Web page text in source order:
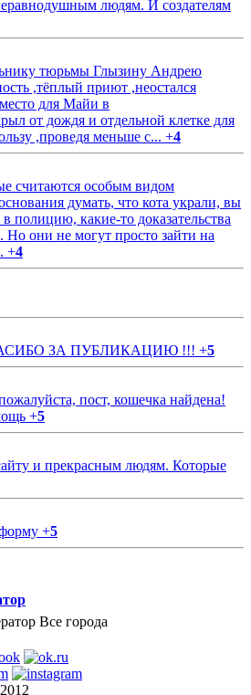
людям. И создателям
тюрьмы Глызину Андрею
,тёплый приют ,неостался
для Майи в
от дождя и отдельной клетке для
,проведя меньше с... +4
считаются особым видом
думать, что кота украли, вы
полицию, какие-то доказательства
они не могут просто зайти на
+4
ЗА ПУБЛИКАЦИЮ !!! +5
пост, кошечка найдена!
+5
и прекрасным людям. Которые
+5
Все города